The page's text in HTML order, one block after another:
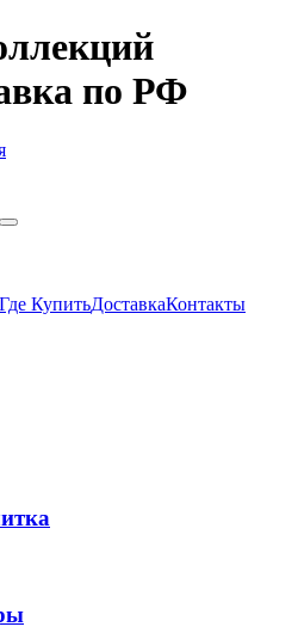
по РФ
Где КупитьДоставкаКонтакты